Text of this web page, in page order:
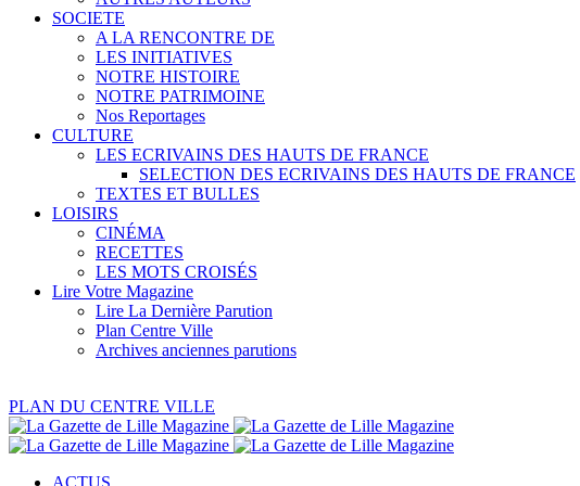
SOCIETE
A LA RENCONTRE DE
LES INITIATIVES
NOTRE HISTOIRE
NOTRE PATRIMOINE
Nos Reportages
CULTURE
LES ECRIVAINS DES HAUTS DE FRANCE
SELECTION DES ECRIVAINS DES HAUTS DE FRANCE
TEXTES ET BULLES
LOISIRS
CINÉMA
RECETTES
LES MOTS CROISÉS
Lire Votre Magazine
Lire La Dernière Parution
Plan Centre Ville
Archives anciennes parutions
PLAN DU CENTRE VILLE
ACTUS